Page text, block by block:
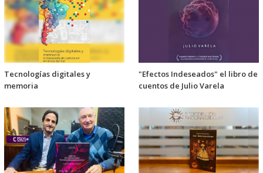
Tecnologías digitales y
memoria
"Efectos Indeseados" el libro de
cuentos de Julio Varela